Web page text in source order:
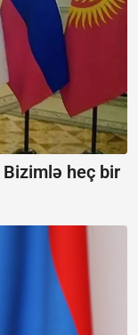
Bizimlə heç bir